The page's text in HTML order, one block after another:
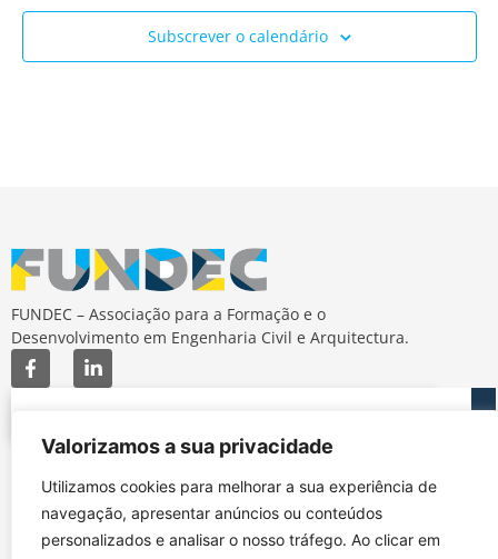
Valorizamos a sua privacidade
Utilizamos cookies para melhorar a sua experiência de
navegação, apresentar anúncios ou conteúdos
personalizados e analisar o nosso tráfego. Ao clicar em
Subscrever o calendário
FUNDEC – Associação para a Formação e o
Desenvolvimento em Engenharia Civil e Arquitectura.
MAPA DO SITE
Subscrever Newsletter
Contactos
CONTACTOS
fundec@tecnico.ulisboa.pt
FUNDEC - IST - DECivil